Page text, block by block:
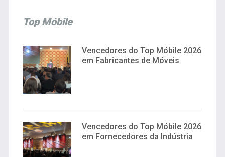
Top Móbile
Vencedores do Top Móbile 2026
em Fabricantes de Móveis
Vencedores do Top Móbile 2026
em Fornecedores da Indústria